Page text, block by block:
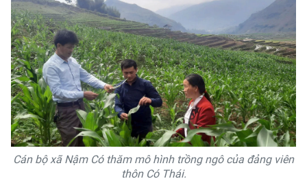
Cán bộ xã Nậm Có thăm mô hình trồng ngô của đảng viên
thôn Có Thái.